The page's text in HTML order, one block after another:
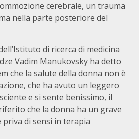
cerebrale, un trauma
nella parte posteriore del
di ricerca di medicina
Vadim Manukovsky ha detto
che la salute della donna non è
che ha avuto un leggero
e si sente benissimo, il
che la donna ha un grave
priva di sensi in terapia